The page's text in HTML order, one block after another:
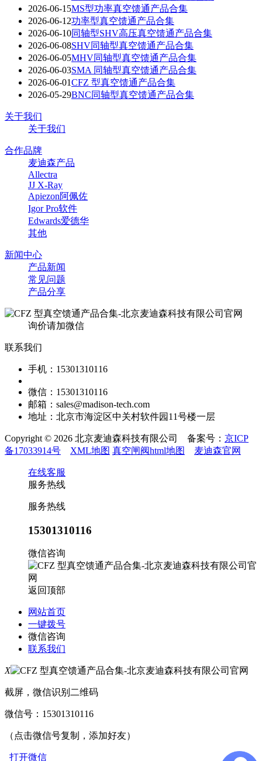
2026-06-15MS型功率真空馈通产品合集
2026-06-12功率型真空馈通产品合集
2026-06-10同轴型SHV高压真空馈通产品合集
2026-06-08SHV同轴型真空馈通产品合集
2026-06-05MHV同轴型真空馈通产品合集
2026-06-03SMA 同轴型真空馈通产品合集
2026-06-01CFZ 型真空馈通产品合集
2026-05-29BNC同轴型真空馈通产品合集
关于我们
关于我们
合作品牌
麦迪森产品
Allectra
JJ X-Ray
Apiezon阿佩佐
Igor Pro软件
Edwards爱德华
其他
新闻中心
产品新闻
常见问题
产品分享
询价请加微信
联系我们
手机：15301310116
微信：15301310116
邮箱：sales@madison-tech.com
地址：北京市海淀区中关村软件园11号楼一层
Copyright © 2026 北京麦迪森科技有限公司 备案号： 京ICP
备17033914号
XML地图 真空闸阀html地图 麦迪森官网
在线客服
服务热线
服务热线
15301310116
微信咨询
返回顶部
网站首页
一键拨号
微信咨询
联系我们
X
截屏，微信识别二维码
微信号： 15301310116
（点击微信号复制，添加好友）
打开微信